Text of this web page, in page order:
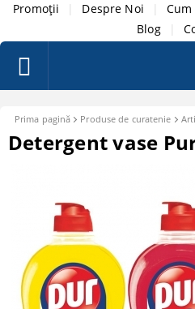
Promoții Despre Noi
Blog
Prima pagină Produse de curatenie
Detergent vase